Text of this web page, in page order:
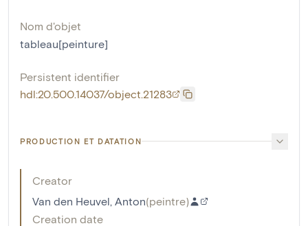
Nom d'objet
tableau[peinture]
Persistent identifier
hdl:20.500.14037/object.21283
PRODUCTION ET DATATION
Creator
Van den Heuvel, Anton(peintre)
Creation date